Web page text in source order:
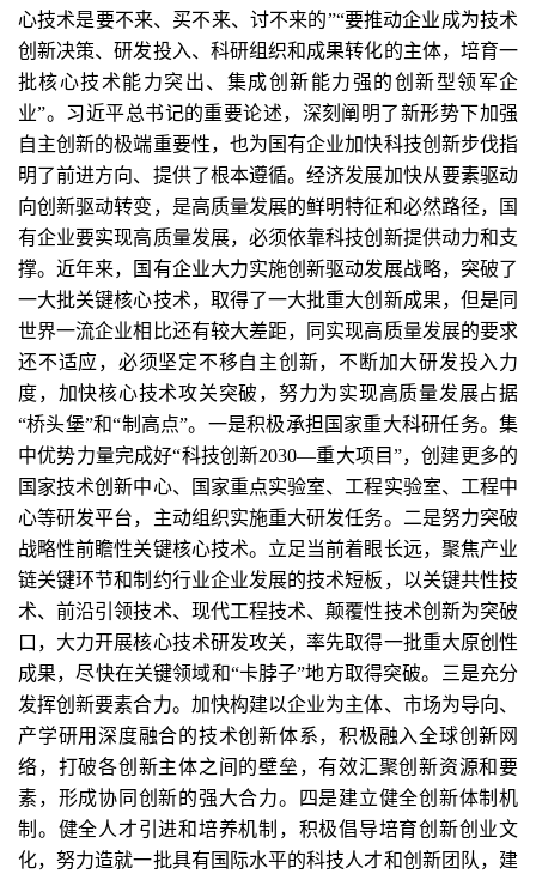
心技术是要不来、买不来、讨不来的”“要推动企业成为技术
创新决策、研发投入、科研组织和成果转化的主体，培育一
批核心技术能力突出、集成创新能力强的创新型领军企
业”。习近平总书记的重要论述，深刻阐明了新形势下加强
自主创新的极端重要性，也为国有企业加快科技创新步伐指
明了前进方向、提供了根本遵循。经济发展加快从要素驱动
向创新驱动转变，是高质量发展的鲜明特征和必然路径，国
有企业要实现高质量发展，必须依靠科技创新提供动力和支
撑。近年来，国有企业大力实施创新驱动发展战略，突破了
一大批关键核心技术，取得了一大批重大创新成果，但是同
世界一流企业相比还有较大差距，同实现高质量发展的要求
还不适应，必须坚定不移自主创新，不断加大研发投入力
度，加快核心技术攻关突破，努力为实现高质量发展占据
“桥头堡”和“制高点”。一是积极承担国家重大科研任务。集
中优势力量完成好“科技创新2030—重大项目”，创建更多的
国家技术创新中心、国家重点实验室、工程实验室、工程中
心等研发平台，主动组织实施重大研发任务。二是努力突破
战略性前瞻性关键核心技术。立足当前着眼长远，聚焦产业
链关键环节和制约行业企业发展的技术短板，以关键共性技
术、前沿引领技术、现代工程技术、颠覆性技术创新为突破
口，大力开展核心技术研发攻关，率先取得一批重大原创性
成果，尽快在关键领域和“卡脖子”地方取得突破。三是充分
发挥创新要素合力。加快构建以企业为主体、市场为导向、
产学研用深度融合的技术创新体系，积极融入全球创新网
络，打破各创新主体之间的壁垒，有效汇聚创新资源和要
素，形成协同创新的强大合力。四是建立健全创新体制机
制。健全人才引进和培养机制，积极倡导培育创新创业文
化，努力造就一批具有国际水平的科技人才和创新团队，建